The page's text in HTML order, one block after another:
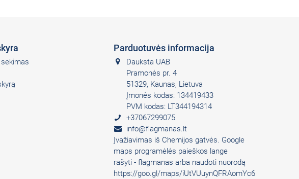
Parduotuvės informacija
Dauksta UAB
Pramonės pr. 4
51329, Kaunas, Lietuva
Įmonės kodas: 134419433
PVM kodas: LT344194314
+37067299075
info@flagmanas.lt
Įvažiavimas iš Chemijos gatvės. Google
maps programėlės paieškos lange
rašyti - flagmanas arba naudoti nuorodą
https://goo.gl/maps/iUtVUuynQFRAomYc6